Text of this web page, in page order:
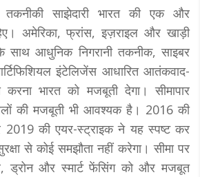
साझेदारी भारत की एक और
अमेरिका, फ्रांस, इज़राइल और खाड़ी
साथ आधुनिक निगरानी तकनीक, साइबर
इंटेलिजेंस आधारित आतंकवाद-
करना भारत को मजबूती देगा। सीमापार
की मजबूती भी आवश्यक है। 2016 की
की एयर-स्ट्राइक ने यह स्पष्ट कर
से कोई समझौता नहीं करेगा। सीमा पर
ड्रोन और स्मार्ट फेंसिंग को और मजबूत